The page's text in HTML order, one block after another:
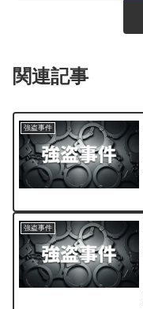
関連記事
強盗事件
強盗事件